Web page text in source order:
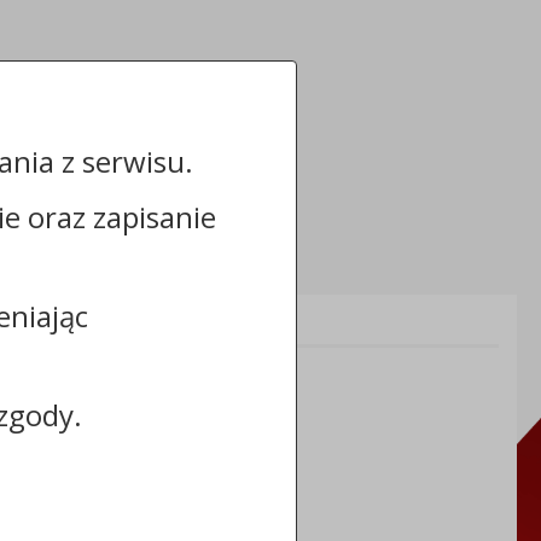
Informacje dodatkowe:
REGON: 910866910
TERYT: 0464011
z serwisu.
oraz zapisanie